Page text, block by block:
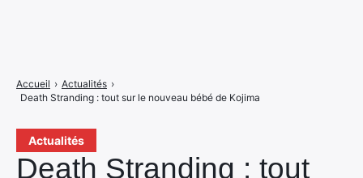
Actualités
Death Stranding : tout
Accueil › Actualités ›
Death Stranding : tout sur le nouveau bébé de Kojima